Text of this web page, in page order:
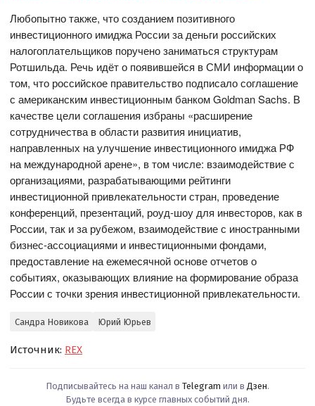
Любопытно также, что созданием позитивного
инвестиционного имиджа России за деньги российских
налогоплательщиков поручено заниматься структурам
Ротшильда. Речь идёт о появившейся в СМИ информации о
том, что российское правительство подписало соглашение
с американским инвестиционным банком Goldman Sachs. В
качестве цели соглашения избраны «расширение
сотрудничества в области развития инициатив,
направленных на улучшение инвестиционного имиджа РФ
на международной арене», в том числе: взаимодействие с
организациями, разрабатывающими рейтинги
инвестиционной привлекательности стран, проведение
конференций, презентаций, роуд-шоу для инвесторов, как в
России, так и за рубежом, взаимодействие с иностранными
бизнес-ассоциациями и инвестиционными фондами,
предоставление на ежемесячной основе отчетов о
событиях, оказывающих влияние на формирование образа
России с точки зрения инвестиционной привлекательности.
Сандра Новикова Юрий Юрьев
Источник: REX
Подписывайтесь на наш канал в Telegram или в Дзен.
Будьте всегда в курсе главных событий дня.